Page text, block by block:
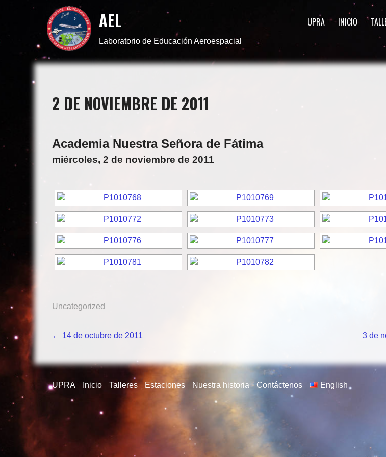
AEL
Laboratorio de Educación Aeroespacial
UPRA INICIO
2 DE NOVIEMBRE DE 2011
Academia Nuestra Señora de Fátima
miércoles, 2 de noviembre de 2011
Uncategorized
Navegación
entradas
← 14 de octubre de 2011 3 de
UPRA Inicio Talleres Estaciones Nuestra historia Contáctenos English